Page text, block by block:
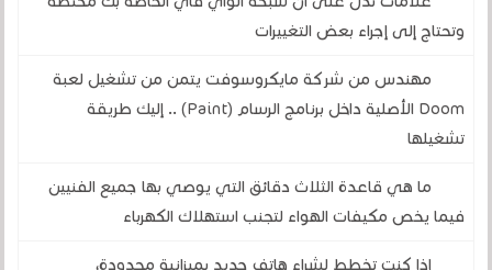
وتحتاج إلى إجراء بعض التغييرات
مهندس من شركة مايكروسوفت يتمن من تشغيل لعبة
Doom الأصلية داخل برنامج الرسام (Paint) .. إليك طريقة
تشغيلها
ما هي قاعدة الثلاث دقائق التي يوصي بها جميع الفنيين
فيما يخص مكيفات الهواء لتجنب استهلاك الكهرباء
إذا كنت تخطط لشراء هاتف جديد بميزانية محدودة،